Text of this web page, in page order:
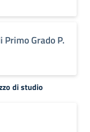
Primo Grado P.
di studio